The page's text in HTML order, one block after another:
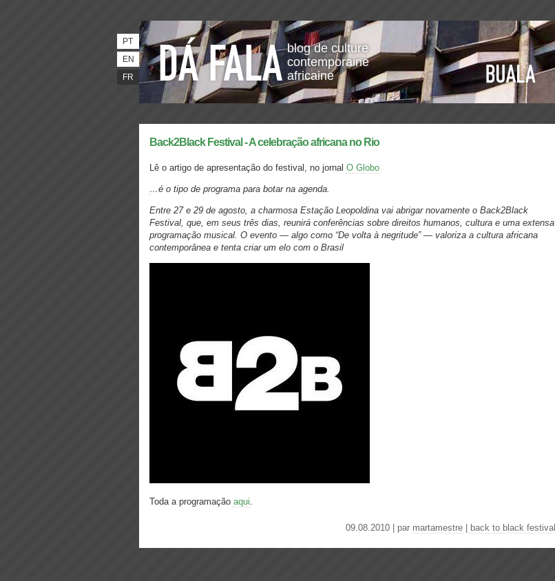
blog de culture
contemporaine
africaine
PT
EN
FR
Back2Black Festival - A celebração africana no Rio
Lê o artigo de apresentação do festival, no jornal O Globo
…é o tipo de programa para botar na agenda.
Entre 27 e 29 de agosto, a charmosa Estação Leopoldina vai abrigar novamente o Back2Black
Festival, que, em seus três dias, reunirá conferências sobre direitos humanos, cultura e uma extensa
programação musical. O evento — algo como “De volta à negritude” — valoriza a cultura africana
contemporânea e tenta criar um elo com o Brasil
Toda a programação aqui.
09.08.2010 | par martamestre back to black festival